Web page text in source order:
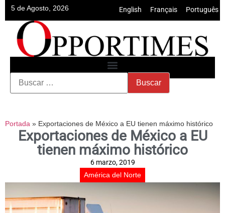
5 de Agosto, 2026 English Français Português
Portada » Exportaciones de México a EU tienen máximo histórico
Exportaciones de México a EU
tienen máximo histórico
6 marzo, 2019
América del Norte